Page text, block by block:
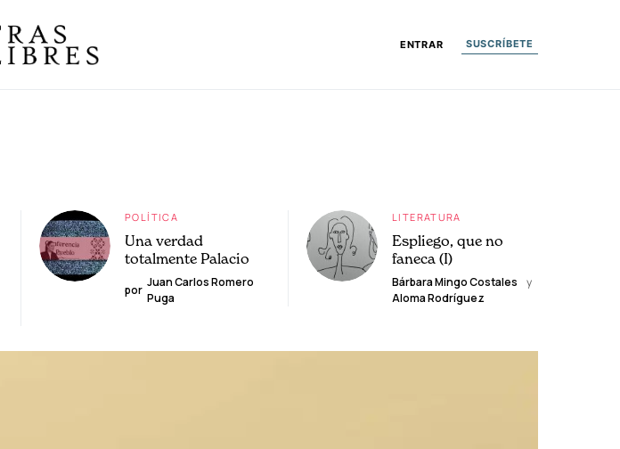
ENTRAR SUSCRÍBETE
POLÍTICA
Una verdad
totalmente Palacio
por
Juan Carlos Romero
Puga
LITERATURA
Espliego, que no
faneca (I)
Bárbara Mingo Costales
y
Aloma Rodríguez